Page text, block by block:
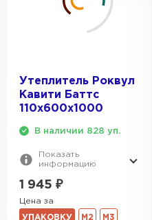
Утеплитель Роквул
Кавити Баттс
110х600х1000
В наличии 828 уп.
Показать
информацию
1 945 ₽
Цена за
УПАКОВКУ М2 М3
ПЕРЕЙТИ